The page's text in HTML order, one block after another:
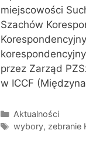
miejscowości
Szachów
przez Zarząd
w ICCF
Kategorie
Aktualności
Tagi
wybory, zebranie